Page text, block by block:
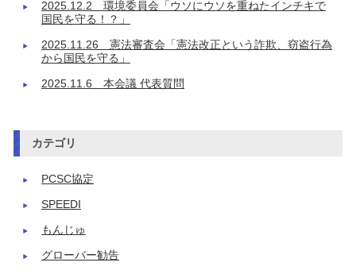
2025.12.2 環境委員会「ウソにウソを重ねたインチキで
国民を守る！？」
2025.11.26 憲法審査会「憲法改正という詐欺、窃盗行為
から国民を守る」
2025.11.6 本会議 代表質問
カテゴリ
PCSC協定
SPEEDI
もんじゅ
グローバー勧告